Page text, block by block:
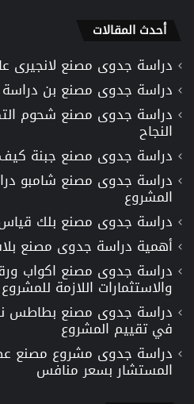
أحدث المقالات
دراسة جدوى مصنع لانجيرى
دراسة جدوى مصنع بن دراسة
دراسة جدوى مصنع شحوم
النجاح
دراسة جدوى مصنع جبنة كيف
دراسة جدوى مصنع شامبو
المشروع
دراسة جدوى مصنع بلك
أهمية دراسة جدوى مصنع
دراسة جدوى مصنع اكواب
والاستثمارات اللازمة للمشروع
دراسة جدوى مصنع بطاطس
في تقييم المشروع
دراسة جدوى مشروع مصنع
المستشار بسعر منافس